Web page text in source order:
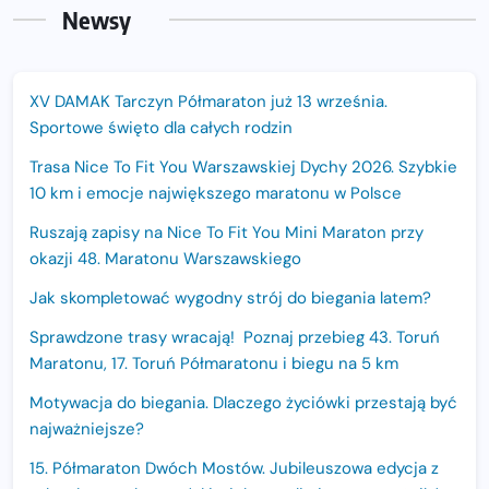
Newsy
XV DAMAK Tarczyn Półmaraton już 13 września.
Sportowe święto dla całych rodzin
Trasa Nice To Fit You Warszawskiej Dychy 2026. Szybkie
10 km i emocje największego maratonu w Polsce
Ruszają zapisy na Nice To Fit You Mini Maraton przy
okazji 48. Maratonu Warszawskiego
Jak skompletować wygodny strój do biegania latem?
Sprawdzone trasy wracają! Poznaj przebieg 43. Toruń
Maratonu, 17. Toruń Półmaratonu i biegu na 5 km
Motywacja do biegania. Dlaczego życiówki przestają być
najważniejsze?
15. Półmaraton Dwóch Mostów. Jubileuszowa edycja z